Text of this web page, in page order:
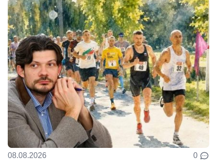
08.08.2026 0